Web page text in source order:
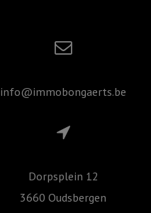
info@immobongaerts.be
Dorpsplein 12
3660 Oudsbergen